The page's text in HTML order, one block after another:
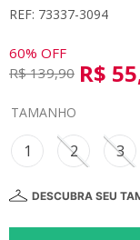
REF: 73337-3094
60% OFF
R$ 139,90 R$ 55
TAMANHO
1 2 3
DESCUBRA SEU
8º
saia
9º
10º colorittá